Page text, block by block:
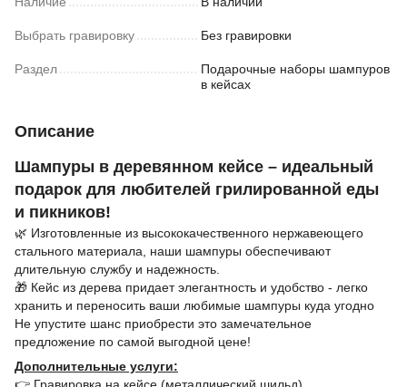
Выбрать гравировку Без гравировки
Раздел
Подарочные наборы шампуров
в кейсах
Описание
Шампуры в деревянном кейсе – идеальный
подарок для любителей грилированной еды
и пикников!
🌿 Изготовленные из высококачественного нержавеющего
стального материала, наши шампуры обеспечивают
длительную службу и надежность.
🎁 Кейс из дерева придает элегантность и удобство - легко
хранить и переносить ваши любимые шампуры куда угодно
Не упустите шанс приобрести это замечательное
предложение по самой выгодной цене!
Дополнительные услуги: